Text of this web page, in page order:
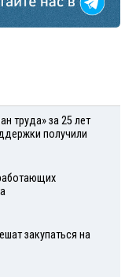
труда» за 25 лет
получили
закупаться на